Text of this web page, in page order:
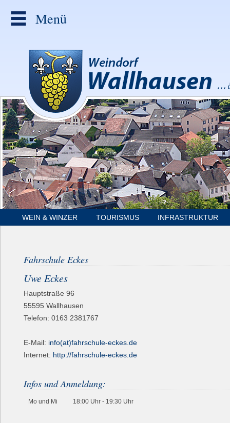
Menü
WEIN & WINZER TOURISMUS INFRASTRUKTUR
Fahrschule Eckes
Uwe Eckes
Hauptstraße 96
55595 Wallhausen
Telefon: 0163 2381767
E-Mail: info(at)fahrschule-eckes.de
Internet: http://fahrschule-eckes.de
Infos und Anmeldung:
Mo und Mi 18:00 Uhr - 19:30 Uhr